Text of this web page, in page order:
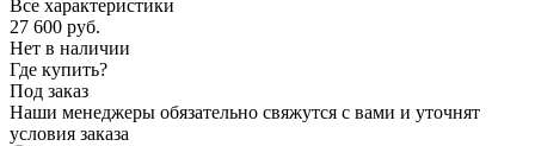
Все характеристики
27 600 руб.
Нет в наличии
Где купить?
Под заказ
Наши менеджеры обязательно свяжутся с вами и уточнят
условия заказа